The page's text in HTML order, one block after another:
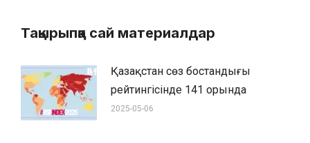
Тақырыпқа сай материалдар
Қазақстан сөз бостандығы
рейтингісінде 141 орында
2025-05-06